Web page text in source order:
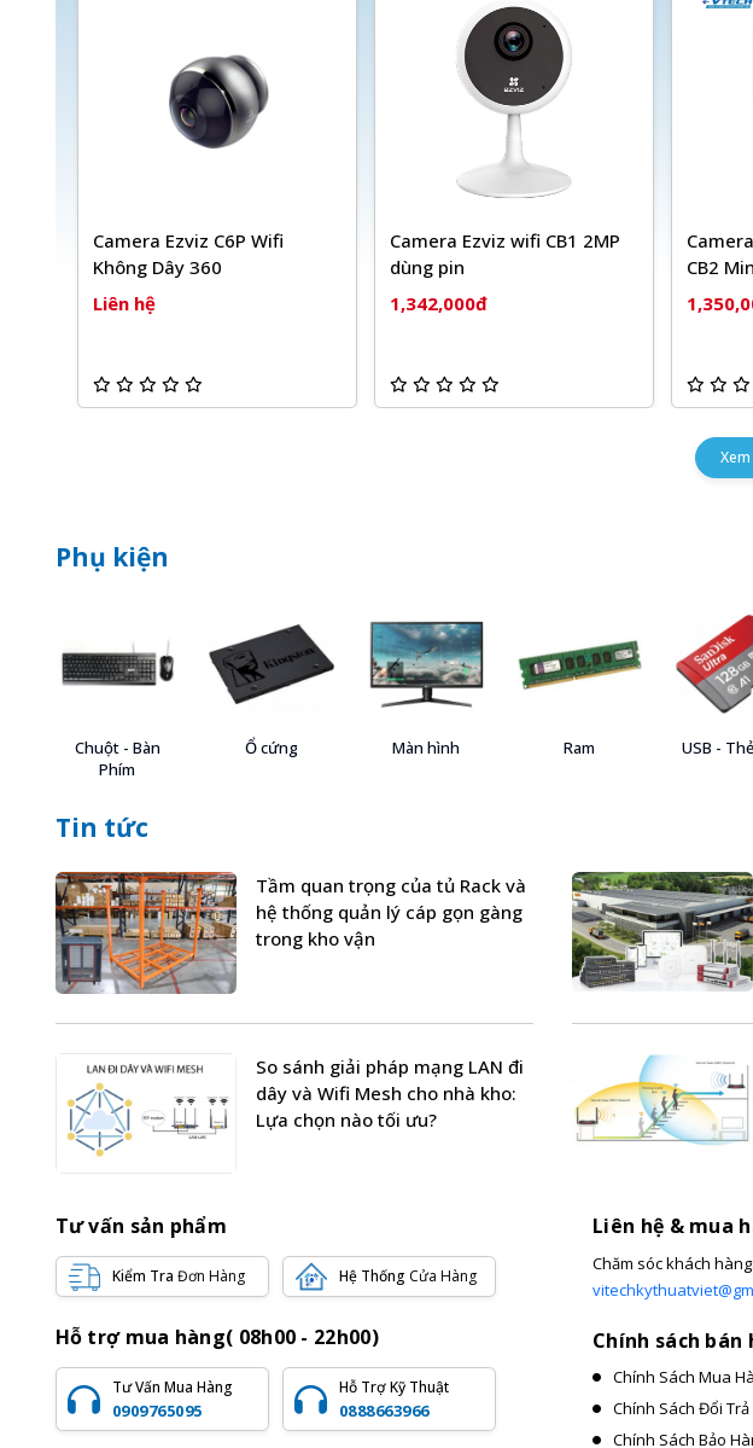
Camera Ezviz C6P Wifi
Không Dây 360
Liên hệ
Camera Ezviz wifi CB1 2MP
dùng pin
1,342,000đ
CB2
Phụ kiện
Chuột - Bàn
Phím
Ổ cứng Màn hình Ram USB -
Tin tức
Tầm quan trọng của tủ Rack và
hệ thống quản lý cáp gọn gàng
trong kho vận
So sánh giải pháp mạng LAN đi
dây và Wifi Mesh cho nhà kho:
Lựa chọn nào tối ưu?
Tư vấn sản phẩm
Kiểm Tra Đơn Hàng Hệ Thống Cửa Hàng
Hỗ trợ mua hàng( 08h00 - 22h00)
Tư Vấn Mua Hàng
0909765095
Hỗ Trợ Kỹ Thuật
0888663966
Liên hệ & mua
Chăm sóc khách hàng:
Chính sách bán
Chính Sách Mua
Chính Sách Đổi Trả
Chính Sách Bảo